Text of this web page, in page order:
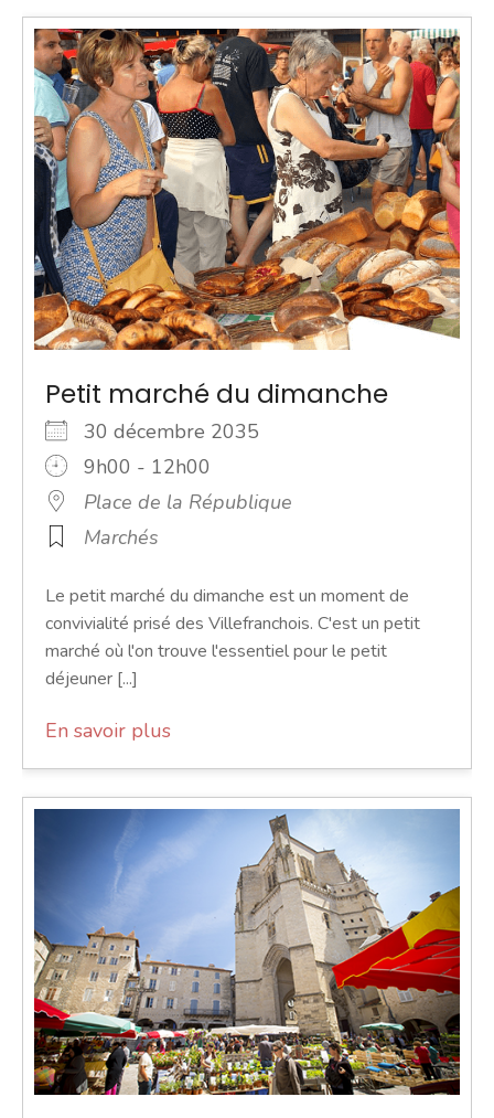
Petit marché du dimanche
30 décembre 2035
9h00 - 12h00
Place de la République
Marchés
Le petit marché du dimanche est un moment de
convivialité prisé des Villefranchois. C'est un petit
marché où l'on trouve l'essentiel pour le petit
déjeuner [...]
En savoir plus